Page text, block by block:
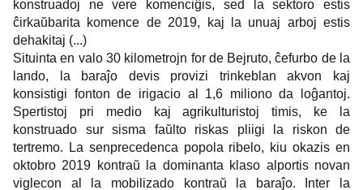
konstruadoj ne vere komenciĝis, sed la sektoro estis
ĉirkaŭbarita komence de 2019, kaj la unuaj arboj estis
dehakitaj (...)
Situinta en valo 30 kilometrojn for de Bejruto, ĉefurbo de la
lando, la baraĵo devis provizi trinkeblan akvon kaj
konsistigi fonton de irigacio al 1,6 miliono da loĝantoj.
Spertistoj pri medio kaj agrikulturistoj timis, ke la
konstruado sur sisma faŭlto riskas pliigi la riskon de
tertremo.
La senprecedenca popola ribelo, kiu okazis en
oktobro 2019 kontraŭ la dominanta klaso alportis novan
viglecon al la mobilizado kontraŭ la baraĵo. Inter la